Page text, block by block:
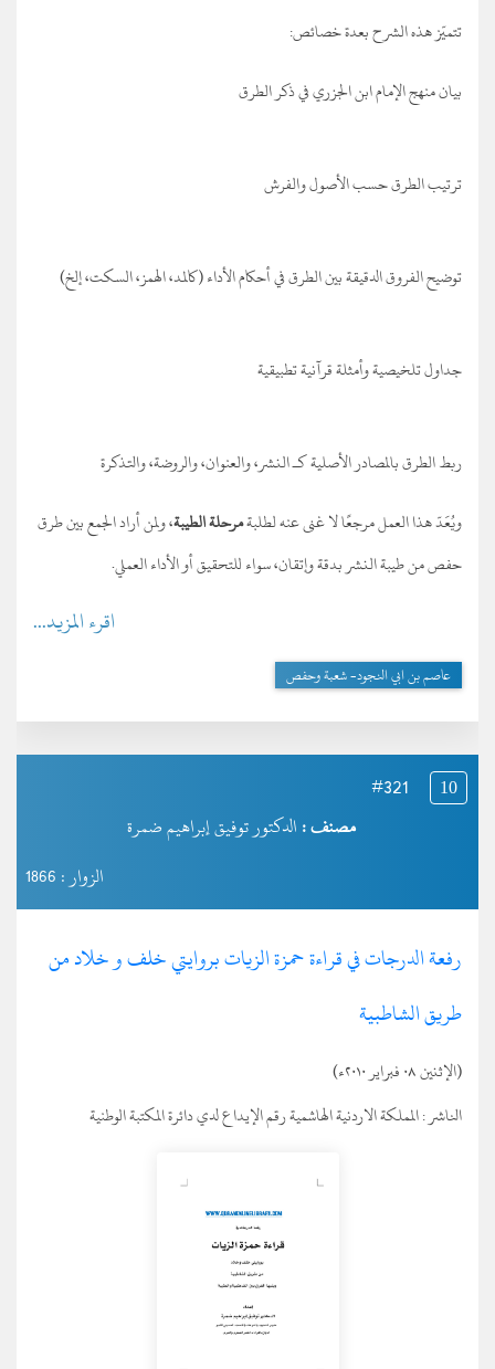
تتميّز هذه الشرح بعدة خصائص:
بيان منهج الإمام ابن الجزري في ذكر الطرق
ترتيب الطرق حسب الأصول والفرش
توضيح الفروق الدقيقة بين الطرق في أحكام الأداء (كالمد، الهمز، السكت، إلخ)
جداول تلخيصية وأمثلة قرآنية تطبيقية
ربط الطرق بالمصادر الأصلية كـ النشر، والعنوان، والروضة، والتذكرة
ويُعَدّ هذا العمل مرجعًا لا غنى عنه لطلبةمرحلة الطيبة، ولمن أراد الجمع بين طرق
حفص من طيبة النشر بدقة وإتقان، سواء للتحقيق أو الأداء العملي.
اقرء المزيد...
عاصم بن ابي النجود- شعبة وحفص
10
#321
مصنف : الدكتور توفيق إبراهيم ضمرة
الزوار : 1866
رفعة الدرجات في قراءة حمزة الزيات بروايتي خلف و خلاد من
طريق الشاطبية
(الإثنين ٠٨ فبراير ٢٠١٠ء)
الناشر :المملكة الاردنية الهاشمية رقم الإيداع لدي دائرة المكتبة الوطنية